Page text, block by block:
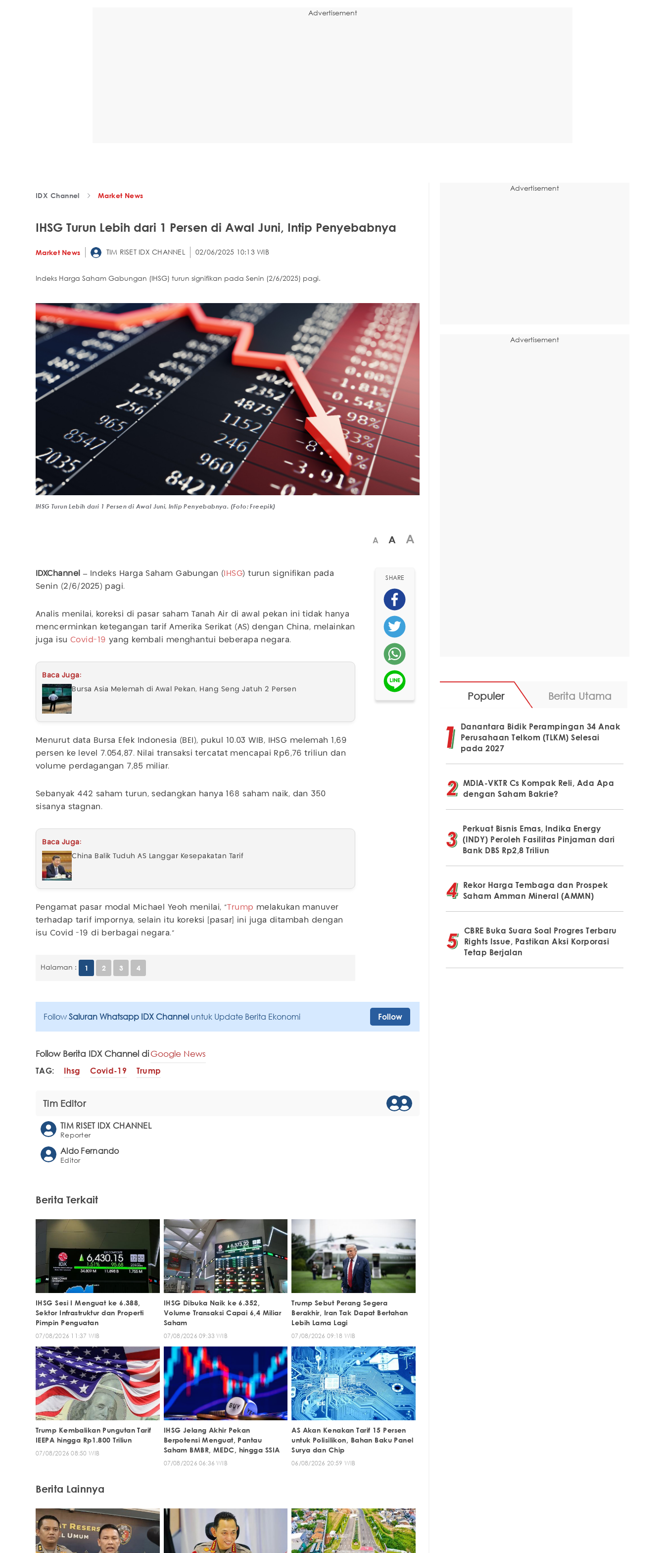
Advertisement
IDX Channel Market News
IHSG Turun Lebih dari 1 Persen di Awal Juni, Intip Penyebabnya
Market News TIM RISET IDX CHANNEL 02/06/2025 10:13 WIB
Indeks Harga Saham Gabungan (IHSG) turun signifikan pada Senin (2/6/2025) pagi.
IHSG Turun Lebih dari 1 Persen di Awal Juni, Intip Penyebabnya. (Foto: Freepik)
A A A
IDXChannel – Indeks Harga Saham Gabungan ( IHSG) turun signifikan pada
Senin (2/6/2025) pagi.
Analis menilai, koreksi di pasar saham Tanah Air di awal pekan ini tidak hanya
mencerminkan ketegangan tarif Amerika Serikat (AS) dengan China, melainkan
juga isu Covid-19 yang kembali menghantui beberapa negara.
Baca Juga:
Bursa Asia Melemah di Awal Pekan, Hang Seng Jatuh 2 Persen
Menurut data Bursa Efek Indonesia (BEI), pukul 10.03 WIB, IHSG melemah 1,69
persen ke level 7.054,87. Nilai transaksi tercatat mencapai Rp6,76 triliun dan
volume perdagangan 7,85 miliar.
Sebanyak 442 saham turun, sedangkan hanya 168 saham naik, dan 350
sisanya stagnan.
Baca Juga:
China Balik Tuduh AS Langgar Kesepakatan Tarif
Pengamat pasar modal Michael Yeoh menilai, " Trump melakukan manuver
terhadap tarif impornya, selain itu koreksi [pasar] ini juga ditambah dengan
isu Covid -19 di berbagai negara."
Halaman : 1 2 3 4
SHARE
Follow Saluran Whatsapp IDX Channel untuk Update Berita Ekonomi Follow
Follow Berita IDX Channel diGoogle News
TAG: Ihsg Covid-19 Trump
Tim Editor
TIM RISET IDX CHANNEL
Reporter
Aldo Fernando
Editor
Berita Terkait
IHSG Sesi I Menguat ke 6.388,
Sektor Infrastruktur dan Properti
Pimpin Penguatan
07/08/2026 11:37 WIB
IHSG Dibuka Naik ke 6.352,
Volume Transaksi Capai 6,4 Miliar
Saham
07/08/2026 09:33 WIB
Trump Sebut Perang Segera
Berakhir, Iran Tak Dapat Bertahan
Lebih Lama Lagi
07/08/2026 09:18 WIB
Trump Kembalikan Pungutan Tarif
IEEPA hingga Rp1.800 Triliun
07/08/2026 08:50 WIB
IHSG Jelang Akhir Pekan
Berpotensi Menguat, Pantau
Saham BMBR, MEDC, hingga SSIA
07/08/2026 06:36 WIB
AS Akan Kenakan Tarif 15 Persen
untuk Polisilikon, Bahan Baku Panel
Surya dan Chip
06/08/2026 20:59 WIB
Berita Lainnya
Advertisement
Advertisement
Populer Berita Utama
Danantara Bidik Perampingan 34 Anak
Perusahaan Telkom (TLKM) Selesai
pada 2027
MDIA-VKTR Cs Kompak Reli, Ada Apa
dengan Saham Bakrie?
Perkuat Bisnis Emas, Indika Energy
(INDY) Peroleh Fasilitas Pinjaman dari
Bank DBS Rp2,8 Triliun
Rekor Harga Tembaga dan Prospek
Saham Amman Mineral (AMMN)
CBRE Buka Suara Soal Progres Terbaru
Rights Issue, Pastikan Aksi Korporasi
Tetap Berjalan